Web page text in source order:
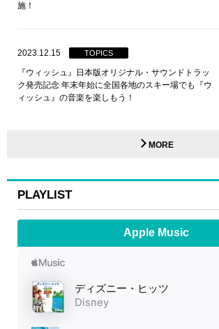
施！
2023.12.15 TOPICS
『ウィッシュ』日本版オリジナル・サウンドトラッ
ク発売記念 年末年始に全国各地のスキー場でも『ウ
ィッシュ』の音楽を楽しもう！
MORE
PLAYLIST
Apple Music